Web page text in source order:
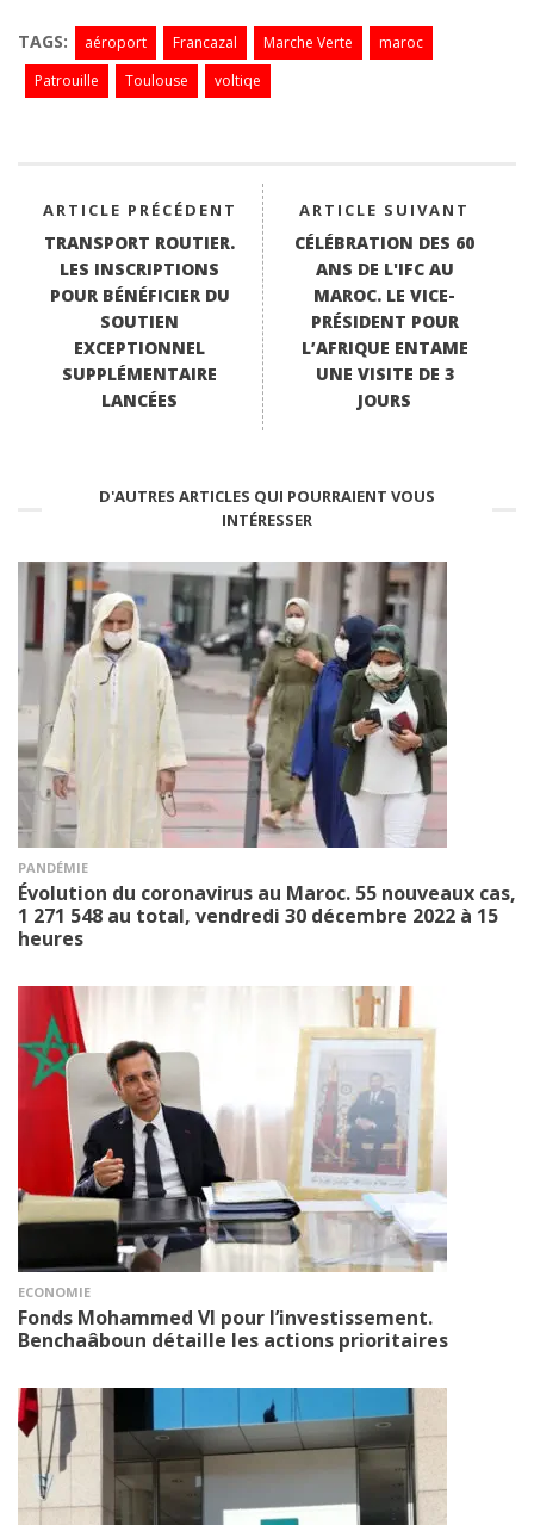
bo
ok
tte
r
ts
A
ed
In
ail
TAGS: aéroport Francazal Marche Verte
maroc
Patrouille
Toulouse voltiqe
ARTICLE PRÉCÉDENT
TRANSPORT ROUTIER.
LES INSCRIPTIONS
POUR BÉNÉFICIER DU
SOUTIEN
EXCEPTIONNEL
SUPPLÉMENTAIRE
LANCÉES
ARTICLE SUIVANT
CÉLÉBRATION DES 60
ANS DE L'IFC AU
MAROC. LE VICE-
PRÉSIDENT POUR
L’AFRIQUE ENTAME
UNE VISITE DE 3
JOURS
D'AUTRES ARTICLES QUI POURRAIENT VOUS
INTÉRESSER
PANDÉMIE
Évolution du coronavirus au Maroc. 55 nouveaux cas,
1 271 548 au total, vendredi 30 décembre 2022 à 15
heures
ECONOMIE
Fonds Mohammed VI pour l’investissement.
Benchaâboun détaille les actions prioritaires